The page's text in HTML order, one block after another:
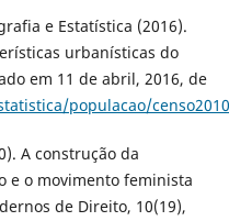
e Estatística (2016).
urbanísticas do
em 11 de abril, 2016, de
populacao/
A construção da
e o movimento feminista
de Direito, 10(19),